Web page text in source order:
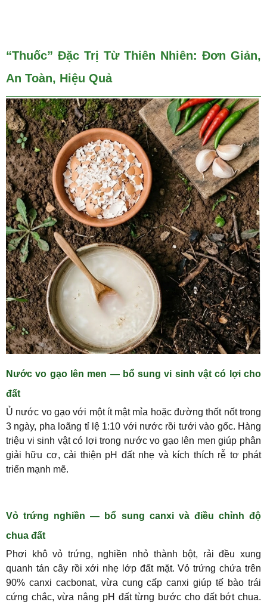
“Thuốc” Đặc Trị Từ Thiên Nhiên: Đơn Giản,
An Toàn, Hiệu Quả
Nước vo gạo lên men — bổ sung vi sinh vật có lợi cho
đất
Ủ nước vo gạo với một ít mật mỉa hoặc đường thốt nốt trong
3 ngày, pha loãng tỉ lệ 1:10 với nước rồi tưới vào gốc. Hàng
triệu vi sinh vật có lợi trong nước vo gạo lên men giúp phân
giải hữu cơ, cải thiện pH đất nhẹ và kích thích rễ tơ phát
triển mạnh mẽ.
Vỏ trứng nghiền — bổ sung canxi và điều chỉnh độ
chua đất
Phơi khô vỏ trứng, nghiền nhỏ thành bột, rải đều xung
quanh tán cây rồi xới nhẹ lớp đất mặt. Vỏ trứng chứa trên
90% canxi cacbonat, vừa cung cấp canxi giúp tế bào trái
cứng chắc, vừa nâng pH đất từng bước cho đất bớt chua.